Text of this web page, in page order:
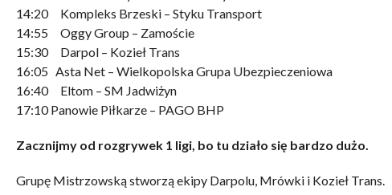
14:20 Kompleks Brzeski – Styku Transport
14:55 Oggy Group – Zamoście
15:30 Darpol – Kozieł Trans
16:05 Asta Net – Wielkopolska Grupa Ubezpieczeniowa
16:40 Eltom – SM Jadwiżyn
17:10 Panowie Piłkarze – PAGO BHP
Zacznijmy od rozgrywek 1 ligi, bo tu działo się bardzo dużo.
Grupę Mistrzowską stworzą ekipy Darpolu, Mrówki i Kozieł Trans.